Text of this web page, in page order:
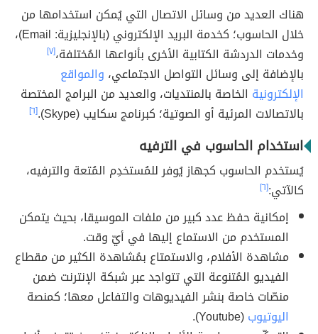
هناك العديد من وسائل الاتصال التي يُمكن استخدامها من
خلال الحاسوب؛ كخدمة البريد الإلكتروني (بالإنجليزية: Email)،
وخدمات الدردشة الكتابية الأخرى بأنواعها المُختلفة،[٧]
بالإضافة إلى وسائل التواصل الاجتماعي، والمواقع
الإلكترونية الخاصة بالمنتديات، والعديد من البرامج المختصة
بالاتصالات المرئية أو الصوتية؛ كبرنامج سكايب (Skype).
[٦]
استخدام الحاسوب في الترفيه
يُستخدم الحاسوب كجهاز يُوفر للمُستخدِم المُتعة والترفيه،
كالآتي:[٦]
إمكانية حفظ عدد كبير من ملفات الموسيقا، بحيث يتمكن
المستخدم من الاستماع إليها في أيّ وقت.
مشاهدة الأفلام، والاستمتاع بمُشاهدة الكثير من مقطاع
الفيديو المُتنوعة التي تتواجد عبر شبكة الإنترنت ضمن
منصّات خاصة بنشر الفيديوهات والتفاعل معها؛ كمنصة
اليوتيوب(Youtube).